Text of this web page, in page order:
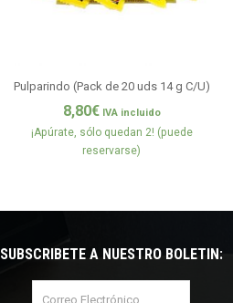
Pulparindo (Pack de 20 uds 14 g C/U)
8,80€ IVA incluido
¡Apúrate, sólo quedan 2! (puede
reservarse)
SUBSCRÍBETE A NUESTRO BOLETÍN: